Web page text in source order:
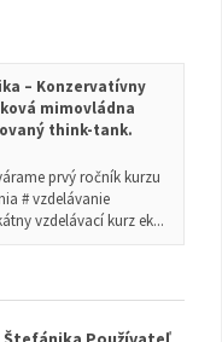
– Konzervatívny
mimovládna
think-tank.
prvý ročník kurzu
# vzdelávanie
vzdelávací kurz ek...